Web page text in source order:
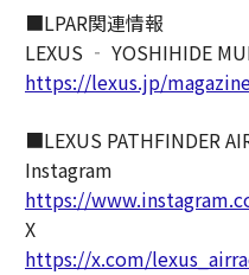
■LPAR関連情報
LEXUS ‐ YOSHIHIDE
https://lexus.jp/
■LEXUS PATHFINDER
Instagram
https://
X
https://x.com/